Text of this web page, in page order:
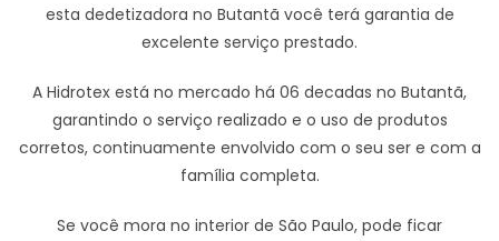
esta dedetizadora no Butantã você terá garantia de
excelente serviço prestado.
A Hidrotex está no mercado há 06 decadas no Butantã,
garantindo o serviço realizado e o uso de produtos
corretos, continuamente envolvido com o seu ser e com a
família completa.
Se você mora no interior de São Paulo, pode ficar